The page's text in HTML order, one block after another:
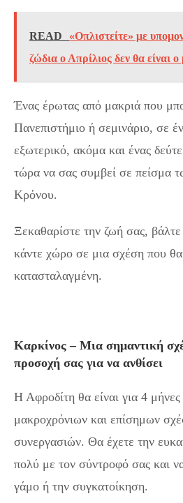
READ
«Οπλιστείτε» με
ζώδια ο Απρίλιος δεν θα είναι
Ένας έρωτας από μακριά που
Πανεπιστήμιο ή σεμινάριο, σε
εξωτερικό, ακόμα και ένας
τώρα να σας συμβεί σε πείσμα
Κρόνου.
Ξεκαθαρίστε την ζωή σας, βάλτε
κάντε χώρο σε μια σχέση που θα
κατασταλαγμένη.
Καρκίνος – Μια σημαντική
προσοχή σας για να ανθίσει
Η Αφροδίτη θα είναι για 4
μακροχρόνιων και επίσημων
συνεργασιών. Θα έχετε την
πολύ με τον σύντροφό σας και
γάμο ή την συγκατοίκηση.